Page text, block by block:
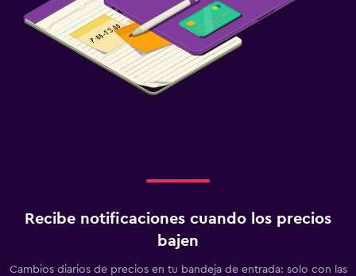
Recibe notificaciones cuando los precios
bajen
Cambios diarios de precios en tu bandeja de entrada: solo con las